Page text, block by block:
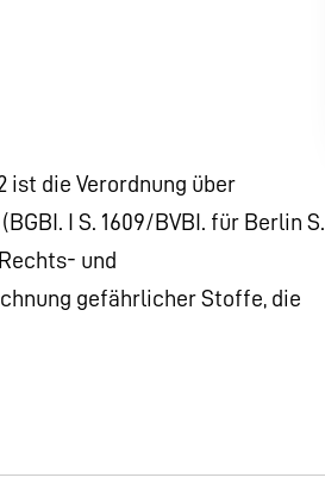
ist die Verordnung über
I S. 1609/BVBI. für Berlin S.
und
gefährlicher Stoffe, die